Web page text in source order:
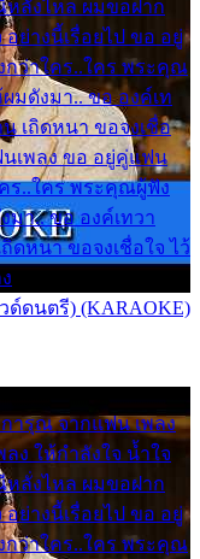
ลั่งไหล ผมขอฝาก
อย่างนี้เรื่อยไป ขอ อยู่
กว่าใคร..ใคร พระคุณ
มดังมา.. ขอ องค์เท
เถิดหนา ขอจงเชื่อ
นเพลง ขอ อยู่คู่แฟน
คร..ใคร พระคุณผู้ฟัง
มา.. ขอ องค์เทวา
หนา ขอจงเชื่อใจ ไว้
ด์ดนตรี) (KARAOKE)
ารุณ จากแฟน เพลง
ง ให้กำลังใจ น้ำใจ
ลั่งไหล ผมขอฝาก
อย่างนี้เรื่อยไป ขอ อยู่
กว่าใคร..ใคร พระคุณ